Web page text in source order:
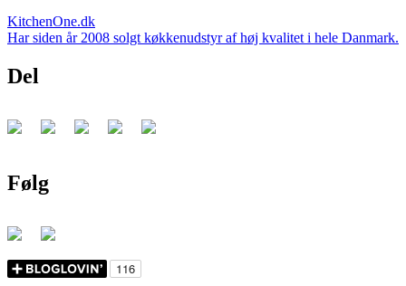
KitchenOne.dk
Har siden år 2008 solgt køkkenudstyr af høj kvalitet i hele Danmark.
Del
Følg